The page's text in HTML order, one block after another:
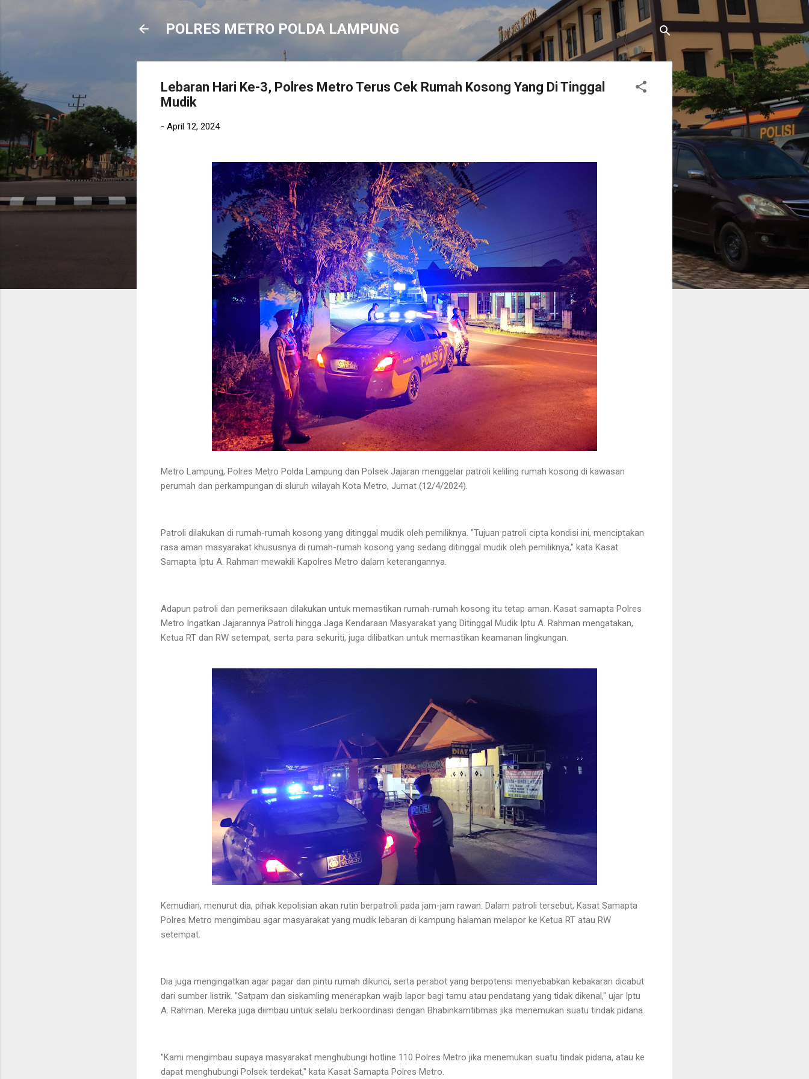
Langsung ke konten utama
POLRES METRO POLDA LAMPUNG
Lebaran Hari Ke-3, Polres Metro Terus Cek Rumah Kosong Yang Di Tinggal
Mudik
- April 12, 2024
Metro Lampung, Polres Metro Polda Lampung dan Polsek Jajaran menggelar patroli keliling rumah kosong di kawasan
perumah dan perkampungan di sluruh wilayah Kota Metro, Jumat (12/4/2024).
Patroli dilakukan di rumah-rumah kosong yang ditinggal mudik oleh pemiliknya. "Tujuan patroli cipta kondisi ini, menciptakan
rasa aman masyarakat khususnya di rumah-rumah kosong yang sedang ditinggal mudik oleh pemiliknya," kata Kasat
Samapta Iptu A. Rahman mewakili Kapolres Metro dalam keterangannya.
Adapun patroli dan pemeriksaan dilakukan untuk memastikan rumah-rumah kosong itu tetap aman. Kasat samapta Polres
Metro Ingatkan Jajarannya Patroli hingga Jaga Kendaraan Masyarakat yang Ditinggal Mudik Iptu A. Rahman mengatakan,
Ketua RT dan RW setempat, serta para sekuriti, juga dilibatkan untuk memastikan keamanan lingkungan.
Kemudian, menurut dia, pihak kepolisian akan rutin berpatroli pada jam-jam rawan. Dalam patroli tersebut, Kasat Samapta
Polres Metro mengimbau agar masyarakat yang mudik lebaran di kampung halaman melapor ke Ketua RT atau RW
setempat.
Dia juga mengingatkan agar pagar dan pintu rumah dikunci, serta perabot yang berpotensi menyebabkan kebakaran dicabut
dari sumber listrik. "Satpam dan siskamling menerapkan wajib lapor bagi tamu atau pendatang yang tidak dikenal," ujar Iptu
A. Rahman. Mereka juga diimbau untuk selalu berkoordinasi dengan Bhabinkamtibmas jika menemukan suatu tindak pidana.
"Kami mengimbau supaya masyarakat menghubungi hotline 110 Polres Metro jika menemukan suatu tindak pidana, atau ke
dapat menghubungi Polsek terdekat," kata Kasat Samapta Polres Metro.